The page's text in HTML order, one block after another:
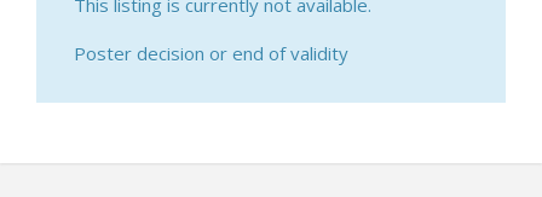
Poster decision or end of validity